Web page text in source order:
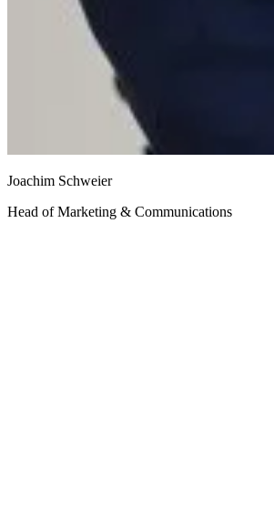
Joachim Schweier
Head of Marketing & Communications